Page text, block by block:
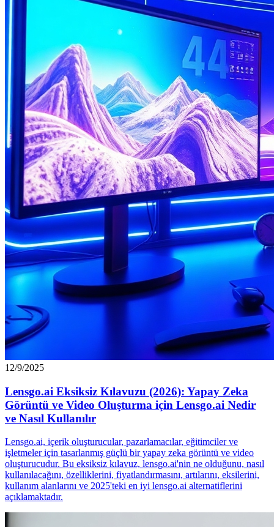
12/9/2025
Lensgo.ai Eksiksiz Kılavuzu (2026): Yapay Zeka
Görüntü ve Video Oluşturma için Lensgo.ai Nedir
ve Nasıl Kullanılır
Lensgo.ai, içerik oluşturucular, pazarlamacılar, eğitimciler ve
işletmeler için tasarlanmış güçlü bir yapay zeka görüntü ve video
oluşturucudur. Bu eksiksiz kılavuz, lensgo.ai'nin ne olduğunu, nasıl
kullanılacağını, özelliklerini, fiyatlandırmasını, artılarını, eksilerini,
kullanım alanlarını ve 2025'teki en iyi lensgo.ai alternatiflerini
açıklamaktadır.